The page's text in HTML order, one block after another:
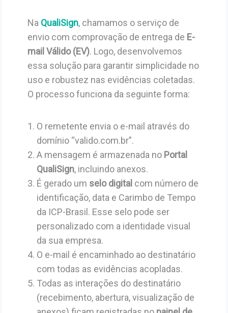
Na QualiSign, chamamos o serviço de
envio com comprovação de entrega de E-
mail Válido (EV). Logo, desenvolvemos
essa solução para garantir simplicidade no
uso e robustez nas evidências coletadas.
O processo funciona da seguinte forma:
O remetente envia o e-mail através do
domínio “valido.com.br”.
A mensagem é armazenada no Portal
QualiSign, incluindo anexos.
É gerado um selo digital com número de
identificação, data e Carimbo de Tempo
da ICP-Brasil. Esse selo pode ser
personalizado com a identidade visual
da sua empresa.
O e-mail é encaminhado ao destinatário
com todas as evidências acopladas.
Todas as interações do destinatário
(recebimento, abertura, visualização de